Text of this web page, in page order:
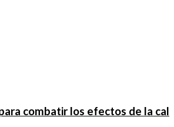
combatir los efectos de la cal